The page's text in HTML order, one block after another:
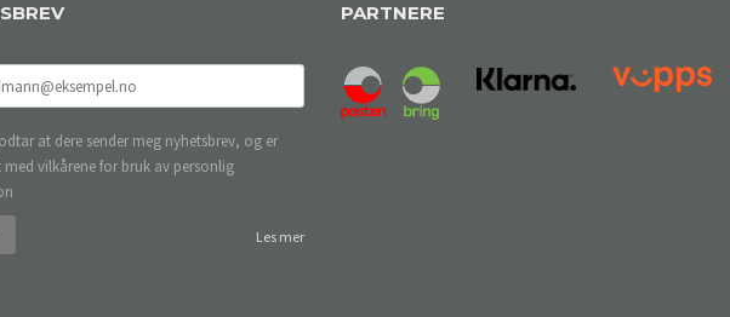
at dere sender meg nyhetsbrev, og er
vilkårene for bruk av personlig
Les mer
PARTNERE